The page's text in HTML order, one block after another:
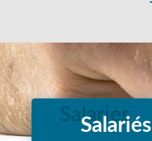
Salariés